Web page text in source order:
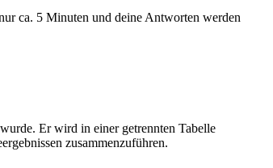
ca. 5 Minuten und deine Antworten werden
Er wird in einer getrennten Tabelle
zusammenzuführen.